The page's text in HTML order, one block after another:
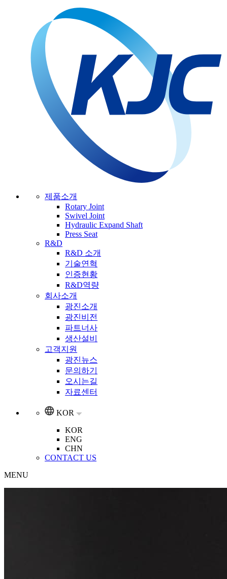
제품소개
Rotary Joint
Swivel Joint
Hydraulic Expand Shaft
Press Seat
R&D
R&D 소개
기술연혁
인증현황
R&D역량
회사소개
광진소개
광진비전
파트너사
생산설비
고객지원
광진뉴스
문의하기
오시는길
자료센터
KOR
KOR
ENG
CHN
CONTACT US
MENU